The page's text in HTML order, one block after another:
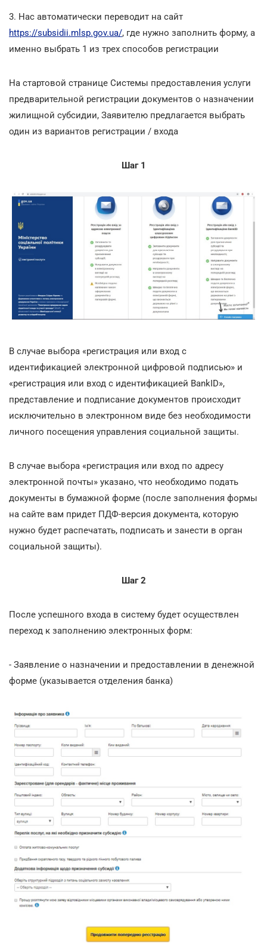
3. Нас автоматически переводит на сайт
https://subsidii.mlsp.gov.ua/, где нужно заполнить форму, а
именно выбрать 1 из трех способов регистрации
На стартовой странице Системы предоставления услуги
предварительной регистрации документов о назначении
жилищной субсидии, Заявителю предлагается выбрать
один из вариантов регистрации / входа
Шаг 1
В случае выбора «регистрация или вход с
идентификацией электронной цифровой подписью» и
«регистрация или вход с идентификацией BankID»,
представление и подписание документов происходит
исключительно в электронном виде без необходимости
личного посещения управления социальной защиты.
В случае выбора «регистрация или вход по адресу
электронной почты» указано, что необходимо подать
документы в бумажной форме (после заполнения формы
на сайте вам придет ПДФ-версия документа, которую
нужно будет распечатать, подписать и занести в орган
социальной защиты).
Шаг 2
После успешного входа в систему будет осуществлен
переход к заполнению электронных форм:
- Заявление о назначении и предоставлении в денежной
форме (указывается отделения банка)